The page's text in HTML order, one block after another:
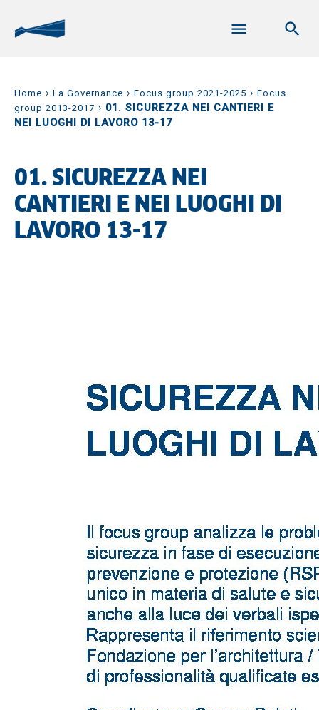
Home › La Governance › Focus group 2021-2025 › Focus
group 2013-2017 › 01. SICUREZZA NEI CANTIERI E
NEI LUOGHI DI LAVORO 13-17
01. SICUREZZA NEI
CANTIERI E NEI LUOGHI DI
LAVORO 13-17